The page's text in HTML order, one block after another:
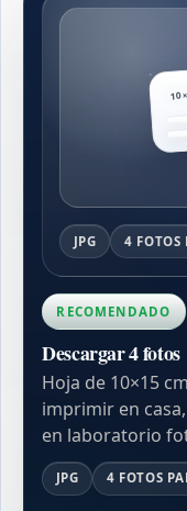
JPG 4
RECOMENDADO
Descargar 4 fotos
Hoja de 10×15
imprimir en
en laboratorio
JPG 4 FOTOS